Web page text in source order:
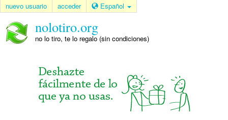
nuevo usuario acceder Español
nolotiro.org
no lo tiro, te lo regalo (sin condiciones)